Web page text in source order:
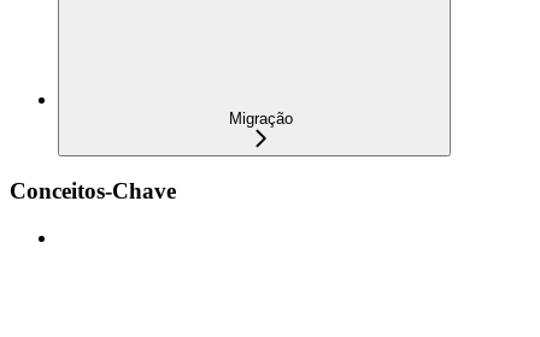
Migração
Conceitos-Chave